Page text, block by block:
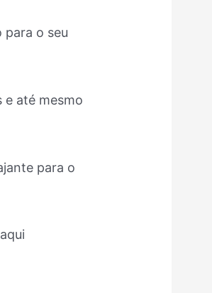
o seu
até mesmo
para o